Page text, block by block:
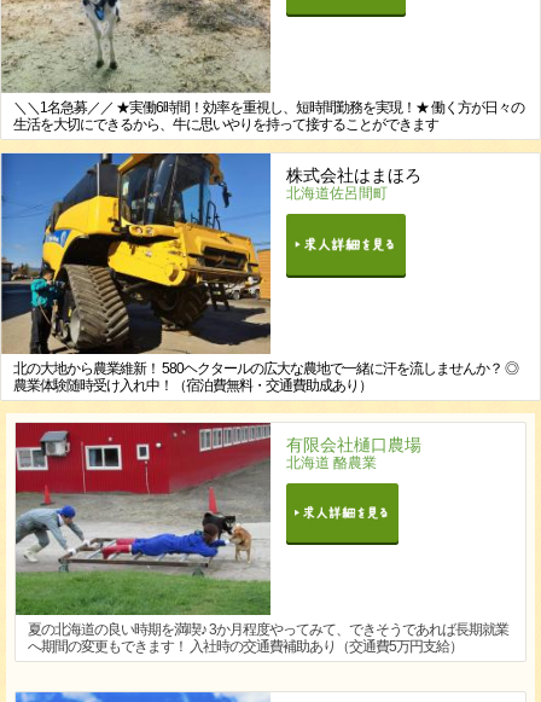
＼＼1名急募／／ ★実働6時間！効率を重視し、短時間勤務を実現！★ 働く方が日々の
生活を大切にできるから、牛に思いやりを持って接することができます
株式会社はまほろ
北海道佐呂間町
北の大地から農業維新！ 580ヘクタールの広大な農地で一緒に汗を流しませんか？ ◎
農業体験随時受け入れ中！（宿泊費無料・交通費助成あり）
有限会社樋口農場
北海道 酪農業
夏の北海道の良い時期を満喫♪ 3か月程度やってみて、できそうであれば長期就業
へ期間の変更もできます！ 入社時の交通費補助あり（交通費5万円支給）